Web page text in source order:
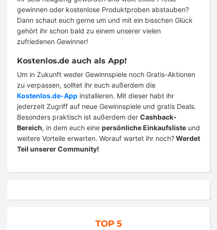
gewinnen oder kostenlose Produktproben abstauben?
Dann schaut euch gerne um und mit ein bisschen Glück
gehört ihr schon bald zu einem unserer vielen
zufriedenen Gewinner!
Kostenlos.de auch als App!
Um in Zukunft weder Gewinnspiele noch Gratis-Aktionen
zu verpassen, solltet ihr euch außerdem die
Kostenlos.de-App installieren. Mit dieser habt ihr
jederzeit Zugriff auf neue Gewinnspiele und gratis Deals.
Besonders praktisch ist außerdem der Cashback-
Bereich, in dem euch eine persönliche Einkaufsliste und
weitere Vorteile erwarten. Worauf wartet ihr noch?Werdet
Teil unserer Community!
TOP 5